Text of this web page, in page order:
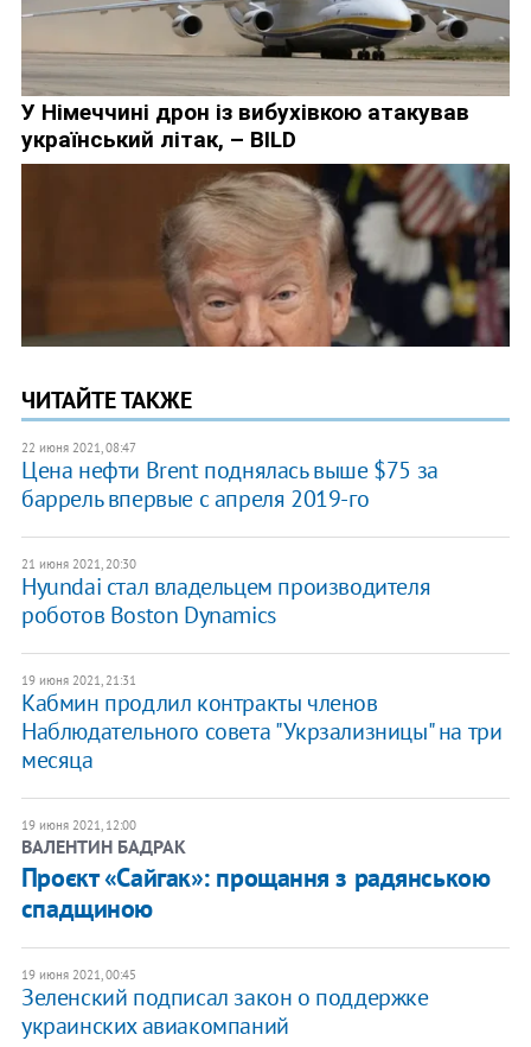
ЧИТАЙТЕ ТАКЖЕ
22 июня 2021, 08:47
Цена нефти Brent поднялась выше $75 за
баррель впервые с апреля 2019-го
21 июня 2021, 20:30
Hyundai стал владельцем производителя
роботов Boston Dynamics
19 июня 2021, 21:31
Кабмин продлил контракты членов
Наблюдательного совета "Укрзализницы" на три
месяца
19 июня 2021, 12:00
ВАЛЕНТИН БАДРАК
Проєкт «Сайгак»: прощання з радянською
спадщиною
19 июня 2021, 00:45
Зеленский подписал закон о поддержке
украинских авиакомпаний